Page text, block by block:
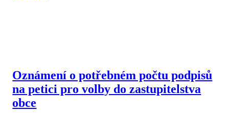
Oznámení o potřebném počtu podpisů
na petici pro volby do zastupitelstva
obce